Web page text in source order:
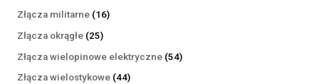
produktów
Złącza militarne 1616
Złącza okrągłe 2525
produktów
Złącza wielopinowe elektryczne 5454
Złącza wielostykowe 4444